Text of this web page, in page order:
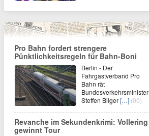
Pro Bahn fordert strengere
Pünktlichkeitsregeln für Bahn-Boni
Berlin - Der
Fahrgastverband Pro
Bahn rät
Bundesverkehrsminister
Steffen Bilger[…] (00)
Revanche im Sekundenkrimi: Vollering
gewinnt Tour